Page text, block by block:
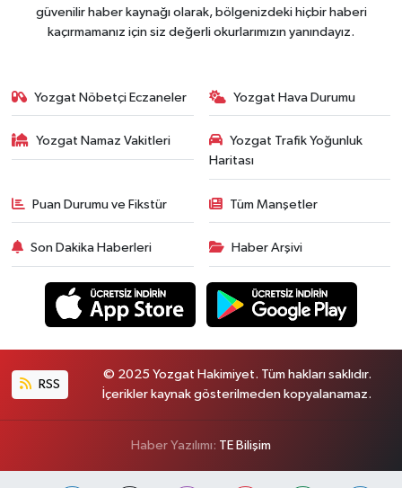
güvenilir haber kaynağı olarak, bölgenizdeki hiçbir haberi
kaçırmamanız için siz değerli okurlarımızın yanındayız.
Yozgat Nöbetçi Eczaneler Yozgat Hava Durumu
Yozgat Namaz Vakitleri
Yozgat Trafik Yoğunluk
Haritası
Puan Durumu ve Fikstür Tüm Manşetler
Son Dakika Haberleri Haber Arşivi
RSS
© 2025 Yozgat Hakimiyet. Tüm hakları saklıdır.
İçerikler kaynak gösterilmeden kopyalanamaz.
Haber Yazılımı: TE Bilişim